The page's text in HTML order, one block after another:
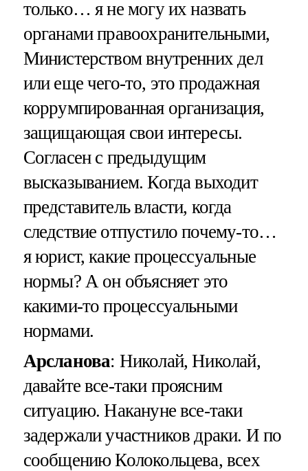
только… я не могу их назвать
органами правоохранительными,
Министерством внутренних дел
или еще чего-то, это продажная
коррумпированная организация,
защищающая свои интересы.
Согласен с предыдущим
высказыванием. Когда выходит
представитель власти, когда
следствие отпустило почему-то…
я юрист, какие процессуальные
нормы? А он объясняет это
какими-то процессуальными
нормами.
Арсланова: Николай, Николай,
давайте все-таки проясним
ситуацию. Накануне все-таки
задержали участников драки. И по
сообщению Колокольцева, всех